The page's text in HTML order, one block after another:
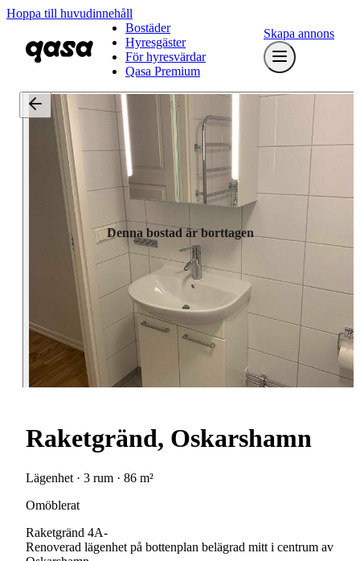
Hoppa till huvudinnehåll
Bostäder
Hyresgäster
För hyresvärdar
Qasa Premium
Skapa annons
Denna bostad är borttagen
Raketgränd, Oskarshamn
Lägenhet · 3 rum · 86 m²
Omöblerat
Raketgränd 4A-
Renoverad lägenhet på bottenplan belägrad mitt i centrum av